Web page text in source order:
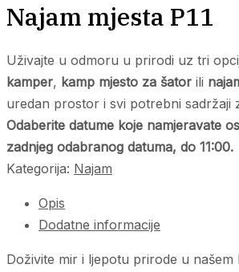
Najam mjesta P11
Uživajte u odmoru u prirodi uz tri
kamper, kamp mjesto za šator ili
uredan prostor i svi potrebni sadržaji
Odaberite datume koje namjeravate
zadnjeg odabranog datuma, do 11:00.
Kategorija: Najam
Opis
Dodatne informacije
Doživite mir i ljepotu prirode u našem